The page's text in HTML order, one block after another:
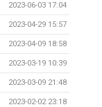
2023-06-03 17:04
2023-04-29 15:57
2023-04-09 18:58
2023-03-19 10:39
2023-03-09 21:48
2023-02-02 23:18